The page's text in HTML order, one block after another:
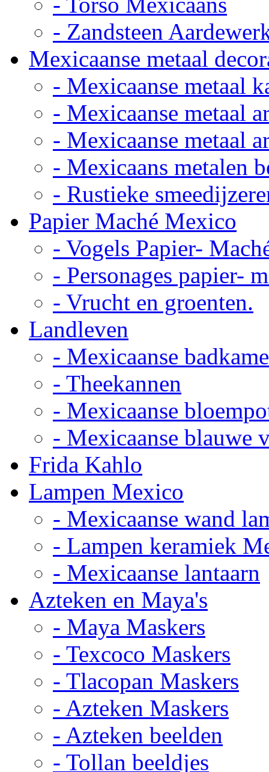
- Zandsteen
Mexicaanse metaal
- Mexicaanse metaal
- Mexicaanse metaal
- Mexicaanse metaal
- Mexicaans metalen
- Rustieke
Papier Maché Mexico
- Vogels Papier-
- Personages papier-
- Vrucht en groenten.
Landleven
- Mexicaanse
- Theekannen
- Mexicaanse
- Mexicaanse blauwe
Frida Kahlo
Lampen Mexico
- Mexicaanse wand
- Lampen keramiek
- Mexicaanse lantaarn
Azteken en Maya's
- Maya Maskers
- Texcoco Maskers
- Tlacopan Maskers
- Azteken Maskers
- Azteken beelden
- Tollan beeldjes